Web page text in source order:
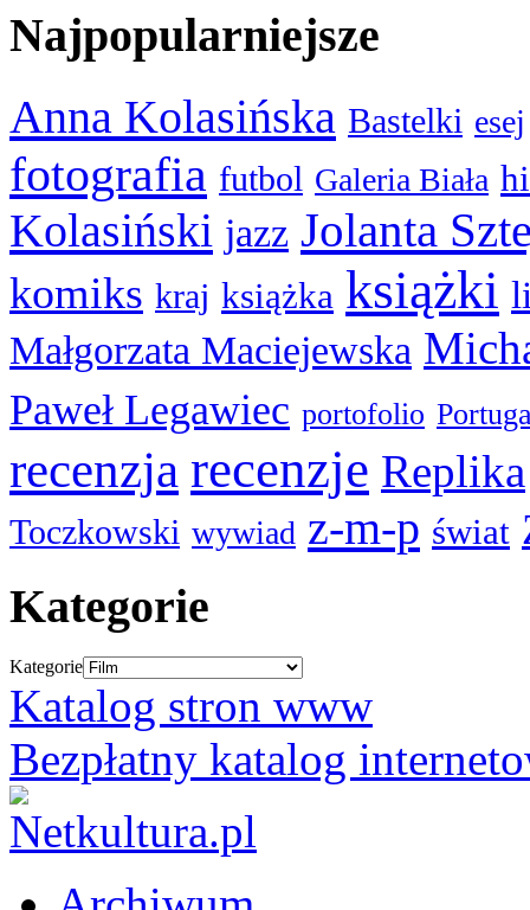
Najpopularniejsze
Anna Kolasińska Bastelki esej
fotografia futbol Galeria Biała
Kolasiński jazz Jolanta
komiks kraj książka książki
Małgorzata Maciejewska
Paweł Legawiec portofolio
recenzja recenzje Replika
Toczkowski wywiad z-m-p świat
Kategorie
Kategorie
Katalog stron www
Bezpłatny katalog